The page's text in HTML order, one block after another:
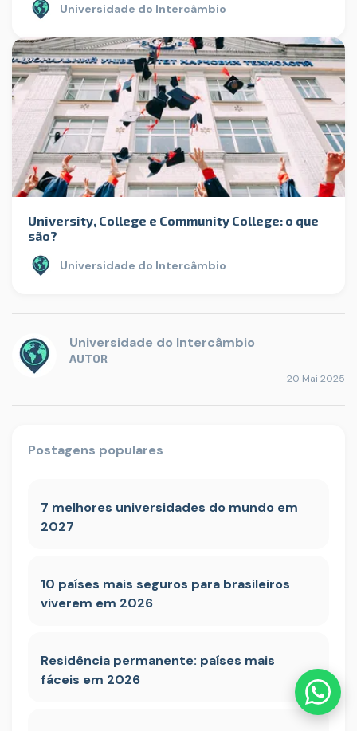
Universidade do Intercâmbio
University, College e Community College: o que
são?
Universidade do Intercâmbio
Universidade do Intercâmbio
AUTOR
20 Mai 2025
Postagens populares
7 melhores universidades do mundo em
2027
10 países mais seguros para brasileiros
viverem em 2026
Residência permanente: países mais
fáceis em 2026